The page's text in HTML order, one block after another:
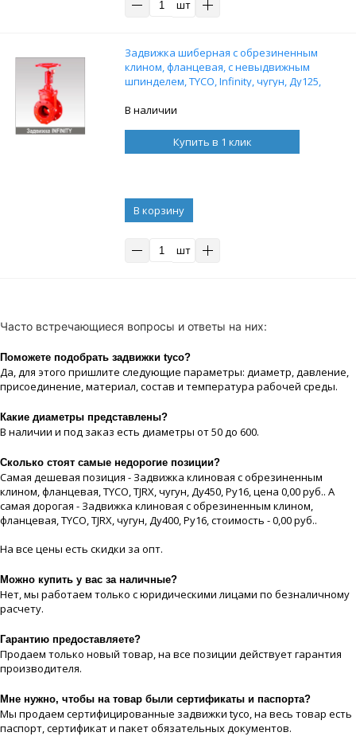
шт
Задвижка шиберная с обрезиненным
клином, фланцевая, с невыдвижным
шпинделем, TYCO, Infinity, чугун, Ду125,
В наличии
Купить в 1 клик
В корзину
шт
Часто встречающиеся вопросы и ответы на них:
Поможете подобрать задвижки tyco?
Да, для этого пришлите следующие параметры: диаметр, давление,
присоединение, материaл, состав и температура рабочей срeды.
Какие диaметры представлены?
В наличии и под заказ есть диaметры от 50 до 600.
Сколько стоят самые недорогие позиции?
Самая дешевая позиция - Задвижка клиновая с обрезиненным
клином, фланцевая, TYCO, TJRX, чугун, Ду450, Ру16, цeна 0,00 руб.. А
самая дорогая - Задвижка клиновая с обрезиненным клином,
фланцевая, TYCO, TJRX, чугун, Ду400, Ру16, стоимость - 0,00 руб..
На все цeны есть скидки за опт.
Можно купить у вас за наличные?
Нет, мы работаем только с юридическими лицами по безналичному
расчету.
Гарантию предоставляете?
Продаем только новый товар, на все позиции действует гарантия
производителя.
Мне нужно, чтобы на товар были сертификаты и паспорта?
Мы продаем сертифицированные задвижки tyco, на весь товар есть
паспорт, сертификат и пакет обязательных документов.